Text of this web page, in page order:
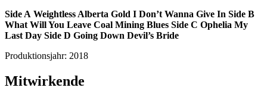
Side A Weightless Alberta Gold I Don’t Wanna Give In Side B
What Will You Leave Coal Mining Blues Side C Ophelia My
Last Day Side D Going Down Devil’s Bride
Produktionsjahr: 2018
Mitwirkende